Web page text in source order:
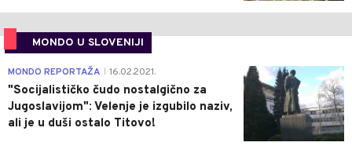
MONDO U SLOVENIJI
4
MONDO REPORTAŽA 16.02.2021.
"Socijalističko čudo nostalgično za
Jugoslavijom": Velenje je izgubilo naziv,
ali je u duši ostalo Titovo!